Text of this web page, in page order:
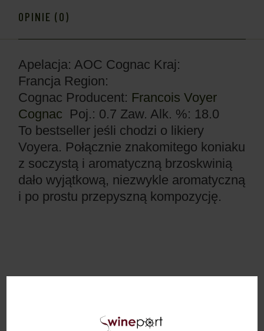
OPINIE (0)
Apelacja: AOC Cognac Kraj:
Francja Region:
Cognac Producent: Francois Voyer
Cognac Poj.: 0.7 Zaw. Alk. %: 18.0
To bestseller jeśli chodzi o likiery
Voyera. Połącznie znakomitego koniaku
z soczystą i aromatyczną brzoskwinią
dało wyjątkową, niezwykle aromatyczną
i po prostu przepyszną kompozycję.